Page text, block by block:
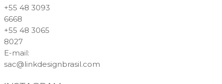
+55 48 3093
6668
+55 48 3065
8027
E-mail:
sac@linkdesignbrasil.com